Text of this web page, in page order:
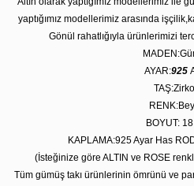
yaptığımız modellerimiz arasında
Gönül rahatlığıyla ürünlerimizi
AYAR:925
BOYUT:
KAPLAMA:925 Ayar Has
(İsteğinize göre ALTIN ve ROSE
Tüm gümüş takı ürünlerinin ömrünü ve